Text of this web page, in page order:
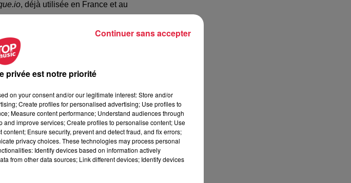
, déjà utilisée en France et au
d’Alsaciens expatriés.
coins du monde.
de documents locaux :
technique, ça parle Python,
pourl’automne 2025. D’ici là, le
des améliorations, et faire
privée est notre priorité
on your consent and/or our legitimate interest: Store and/or
Create profiles for personalised advertising; Use profiles to
Measure content performance; Understand audiences through
improve services; Create profiles to personalise content; Use
Ensure security, prevent and detect fraud, and fix errors;
privacy choices. These technologies may process personal
Identify devices based on information actively
from other data sources; Link different devices; Identify devices
Continuer sans accepter